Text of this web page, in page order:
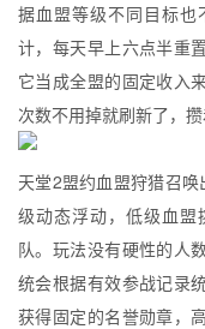
据血盟等级不同目标
计，每天早上六点半重
它当成全盟的固定收入
次数不用掉就刷新了，攒
天堂2盟约血盟狩猎召
级动态浮动，低级血盟
队。玩法没有硬性的人
统会根据有效参战记录
获得固定的名誉勋章，